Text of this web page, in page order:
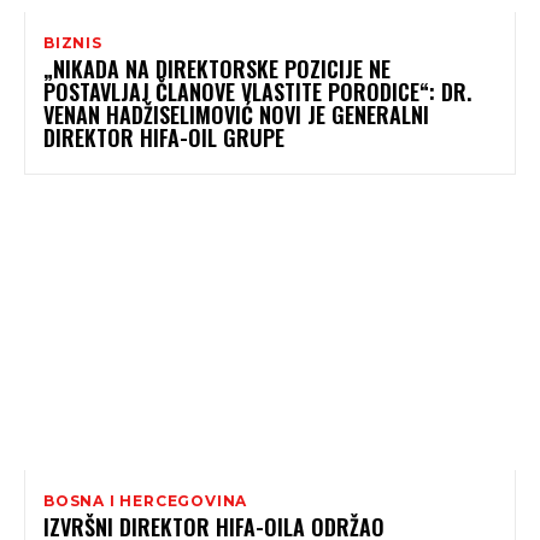
BIZNIS
„NIKADA NA DIREKTORSKE POZICIJE NE
POSTAVLJAJ ČLANOVE VLASTITE PORODICE“: DR.
VENAN HADŽISELIMOVIĆ NOVI JE GENERALNI
DIREKTOR HIFA-OIL GRUPE
BOSNA I HERCEGOVINA
IZVRŠNI DIREKTOR HIFA-OILA ODRŽAO